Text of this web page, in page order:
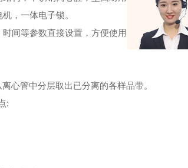
，一体电子锁。
等参数直接设置，方便使用，适用于生物化
管中分层取出已分离的各样品带。
: